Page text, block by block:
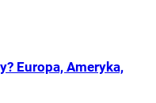
Europa, Ameryka,